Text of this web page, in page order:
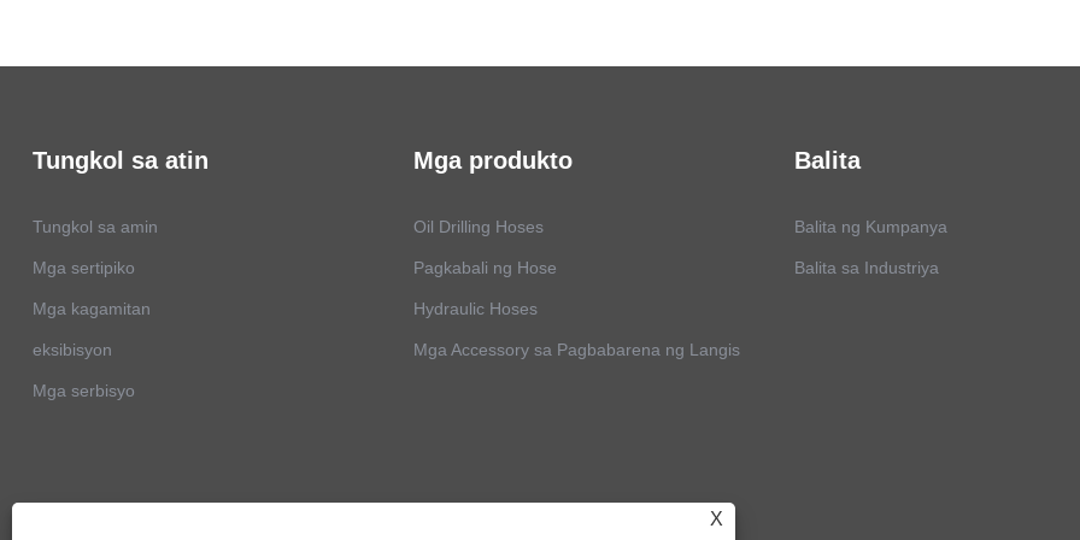
Tungkol sa atin
Tungkol sa amin
Mga sertipiko
Mga kagamitan
eksibisyon
Mga serbisyo
Mga produkto
Oil Drilling Hoses
Pagkabali ng Hose
Hydraulic Hoses
Mga Accessory sa Pagbabarena ng Langis
Balita
Balita ng Kumpanya
Balita sa Industriya
X